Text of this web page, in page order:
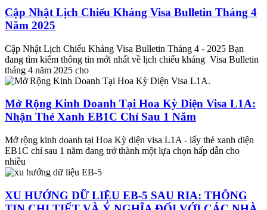
Cập Nhật Lịch Chiếu Kháng Visa Bulletin Tháng 4
Năm 2025
Cập Nhật Lịch Chiếu Kháng Visa Bulletin Tháng 4 - 2025 Bạn
đang tìm kiếm thông tin mới nhất về lịch chiếu kháng Visa Bulletin
tháng 4 năm 2025 cho
Mở Rộng Kinh Doanh Tại Hoa Kỳ Diện Visa L1A:
Nhận Thẻ Xanh EB1C Chỉ Sau 1 Năm
Mở rộng kinh doanh tại Hoa Kỳ diện visa L1A - lấy thẻ xanh diện
EB1C chỉ sau 1 năm đang trở thành một lựa chọn hấp dẫn cho
nhiều
XU HƯỚNG DỮ LIỆU EB-5 SAU RIA: THÔNG